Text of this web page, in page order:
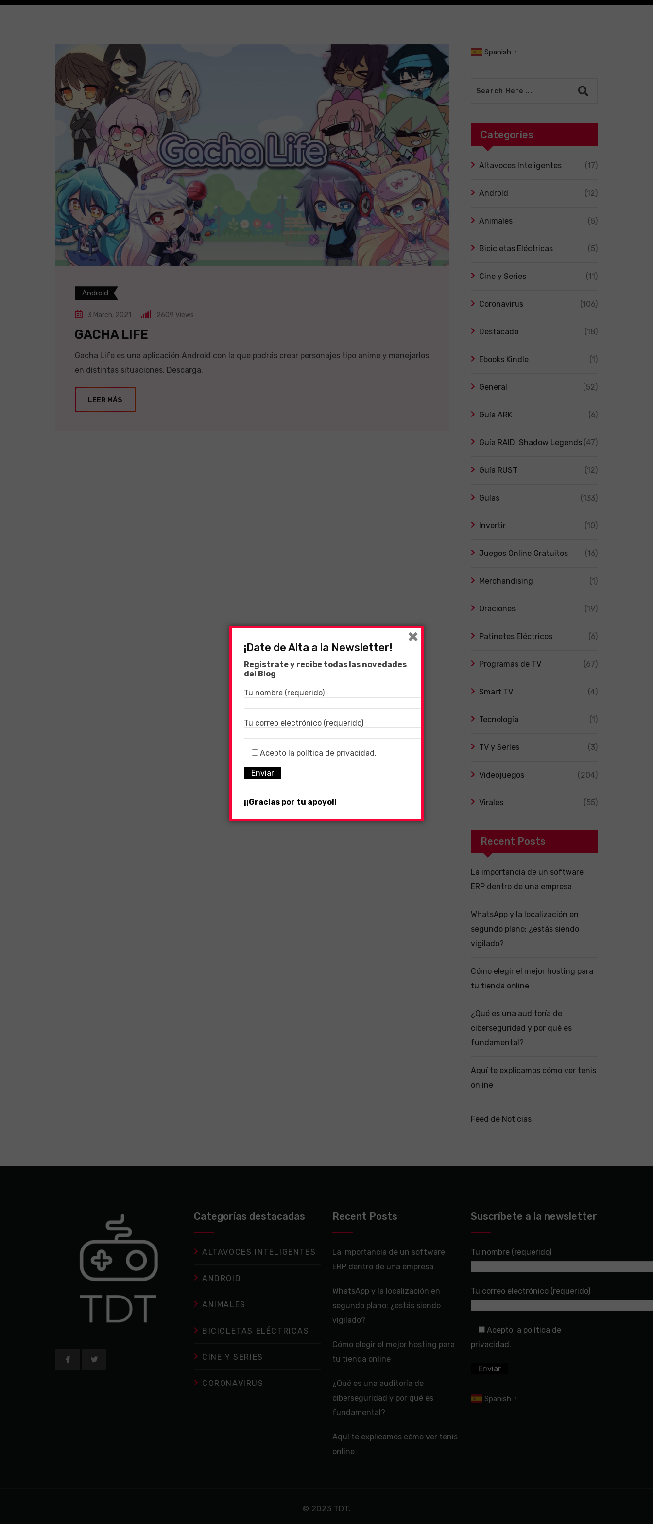
Android
3 March, 2021 2609 Views
GACHA LIFE
Gacha Life es una aplicación Android con la que podrás crear personajes tipo anime y manejarlos
en distintas situaciones. Descarga.
LEER MÁS
Spanish ▼
Categories
Altavoces Inteligentes (17)
Android (12)
Animales (5)
Bicicletas Eléctricas (5)
Cine y Series (11)
Coronavirus (106)
Destacado (18)
Ebooks Kindle (1)
General (52)
Guía ARK (6)
Guía RAID: Shadow Legends (47)
Guía RUST (12)
Guías (133)
Invertir (10)
Juegos Online Gratuitos (16)
Merchandising (1)
Oraciones (19)
Patinetes Eléctricos (6)
Programas de TV (67)
Smart TV (4)
Tecnología (1)
TV y Series (3)
Videojuegos (204)
Virales (55)
Recent Posts
La importancia de un software
ERP dentro de una empresa
WhatsApp y la localización en
segundo plano: ¿estás siendo
vigilado?
Cómo elegir el mejor hosting para
tu tienda online
¿Qué es una auditoría de
ciberseguridad y por qué es
fundamental?
Aquí te explicamos cómo ver tenis
online
Feed de Noticias
Categorías destacadas
ALTAVOCES INTELIGENTES
ANDROID
ANIMALES
BICICLETAS ELÉCTRICAS
CINE Y SERIES
CORONAVIRUS
Recent Posts
La importancia de un software
ERP dentro de una empresa
WhatsApp y la localización en
segundo plano: ¿estás siendo
vigilado?
Cómo elegir el mejor hosting para
tu tienda online
¿Qué es una auditoría de
ciberseguridad y por qué es
fundamental?
Aquí te explicamos cómo ver tenis
online
Suscríbete a la newsletter
Tu nombre (requerido)
Tu correo electrónico (requerido)
Acepto la política de
privacidad.
Spanish ▼
© 2023 TDT.
¡Date de Alta a la Newsletter!
Registrate y recibe todas las novedades
del Blog
Tu nombre (requerido)
Tu correo electrónico (requerido)
Acepto la política de privacidad.
¡¡Gracias por tu apoyo!!
×